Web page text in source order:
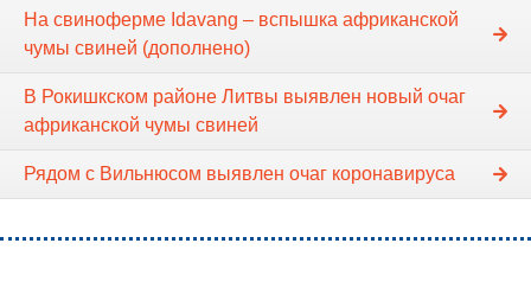
На свиноферме Idavang – вспышка африканской
чумы свиней (дополнено)
В Рокишкском районе Литвы выявлен новый очаг
африканской чумы свиней
Рядом с Вильнюсом выявлен очаг коронавируса